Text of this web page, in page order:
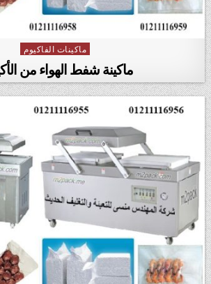
Posted in
ماكينات الفاكيوم
ماكينة شفط الهواء من